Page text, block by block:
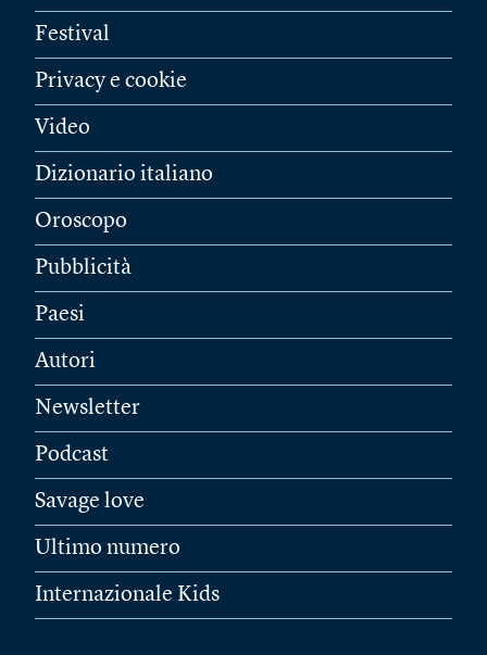
Festival
Privacy e cookie
Video
Dizionario italiano
Oroscopo
Pubblicità
Paesi
Autori
Newsletter
Podcast
Savage love
Ultimo numero
Internazionale Kids